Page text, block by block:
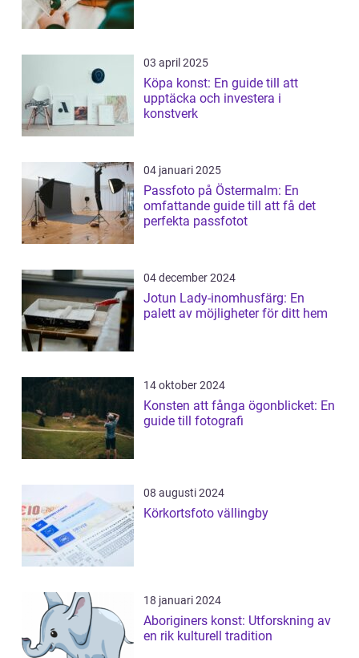
03 april 2025
Köpa konst: En guide till att
upptäcka och investera i
konstverk
04 januari 2025
Passfoto på Östermalm: En
omfattande guide till att få det
perfekta passfotot
04 december 2024
Jotun Lady-inomhusfärg: En
palett av möjligheter för ditt hem
14 oktober 2024
Konsten att fånga ögonblicket: En
guide till fotografi
08 augusti 2024
Körkortsfoto vällingby
18 januari 2024
Aboriginers konst: Utforskning av
en rik kulturell tradition